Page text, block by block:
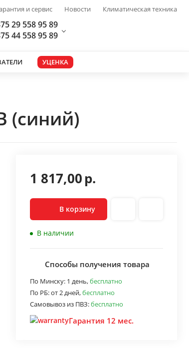
и сервис Новости Климатическая техника
29 558 95 89
44 558 95 89
УЦЕНКА
(синий)
1 817,00р.
В корзину
В наличии
Способы получения товара
По Минску: 1 день,бесплатно
По РБ:от 2 дней,бесплатно
Самовывоз из ПВЗ:бесплатно
Гарантия 12 мес.